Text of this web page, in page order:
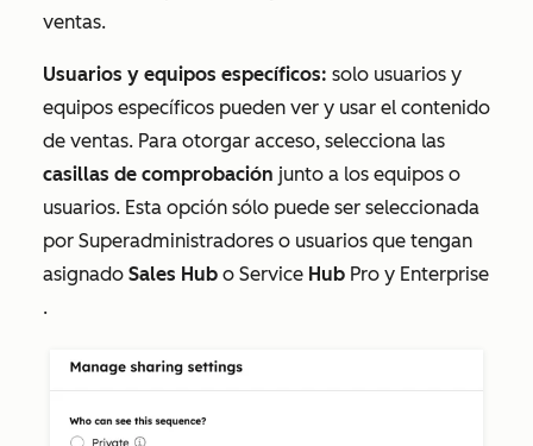
ventas.
Usuarios y equipos específicos: solo usuarios y
equipos específicos pueden ver y usar el contenido
de ventas. Para otorgar acceso, selecciona las
casillas de comprobación junto a los equipos o
usuarios. Esta opción sólo puede ser seleccionada
por Superadministradores o usuarios que tengan
asignado Sales Hub o Service Hub Pro y Enterprise
.